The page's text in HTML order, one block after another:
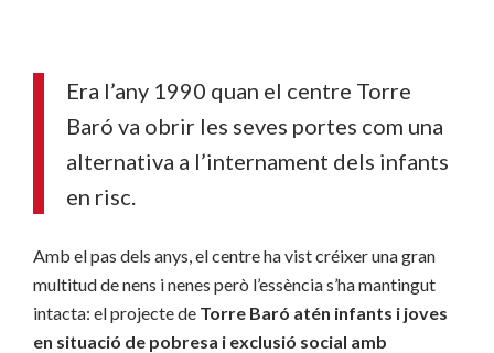
Era l’any 1990 quan el centre Torre
Baró va obrir les seves portes com una
alternativa a l’internament dels infants
en risc.
Amb el pas dels anys, el centre ha vist créixer una gran
multitud de nens i nenes però l’essència s’ha mantingut
intacta: el projecte de Torre Baró atén infants i joves
en situació de pobresa i exclusió social amb